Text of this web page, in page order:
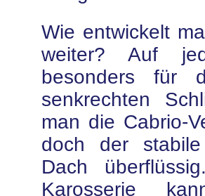
Wie entwickelt
weiter? Auf
besonders für
senkrechten
man die Cabrio-
doch der
Dach
Karosserie